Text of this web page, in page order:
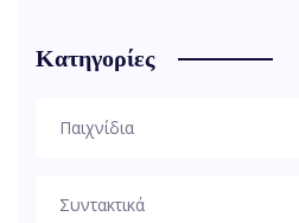
Κατηγορίες
Παιχνίδια
Συντακτικά